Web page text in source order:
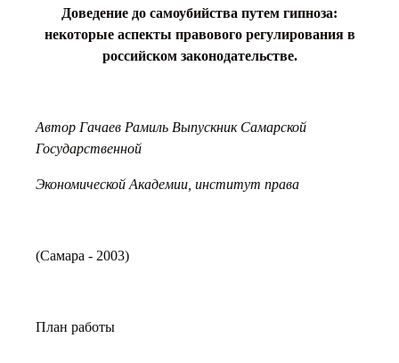
Доведение до самоубийства путем гипноза:
некоторые аспекты правового регулирования в
российском законодательстве.
Автор Гачаев Рамиль Выпускник Самарской
Государственной
Экономической Академии, институт права
(Самара - 2003)
План работы